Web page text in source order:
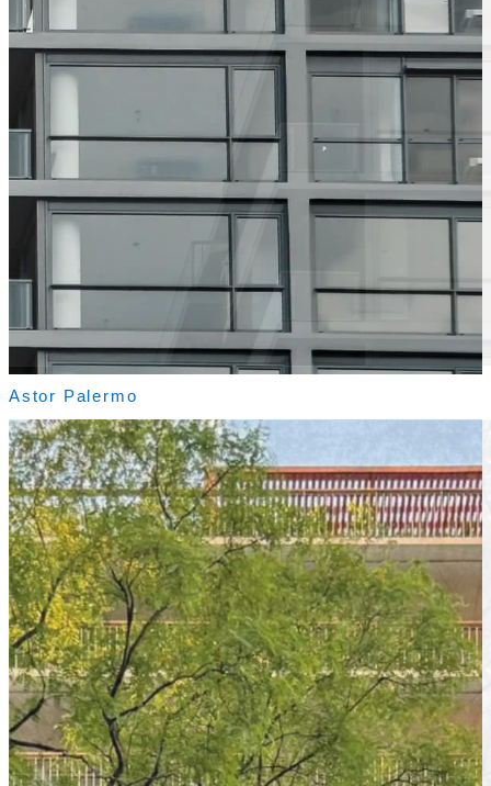
Astor Palermo